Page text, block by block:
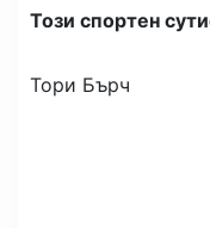
Този спортен
Тори Бърч